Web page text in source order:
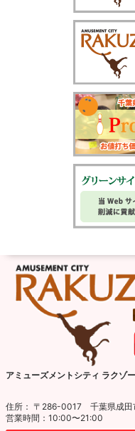
アミューズメントシティ ラクゾ
住所： 〒286-0017 千葉県成田
営業時間：10:00〜21:00